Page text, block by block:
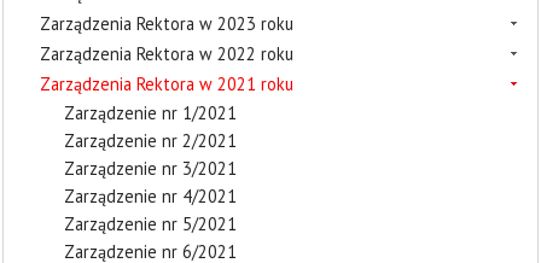
Zarządzenia Rektora w 2023 roku
Zarządzenia Rektora w 2022 roku
Zarządzenia Rektora w 2021 roku
Zarządzenie nr 1/2021
Zarządzenie nr 2/2021
Zarządzenie nr 3/2021
Zarządzenie nr 4/2021
Zarządzenie nr 5/2021
Zarządzenie nr 6/2021